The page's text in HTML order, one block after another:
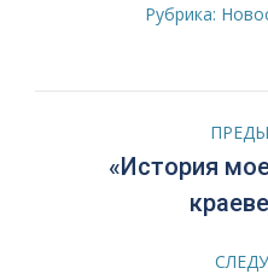
Рубрика:
Навигация
записям
«История